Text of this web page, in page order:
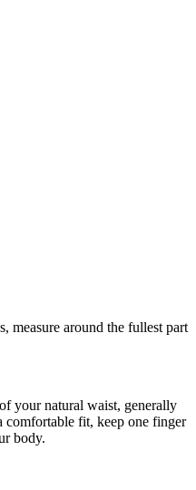
measure around the fullest part
your natural waist, generally
comfortable fit, keep one finger
body.